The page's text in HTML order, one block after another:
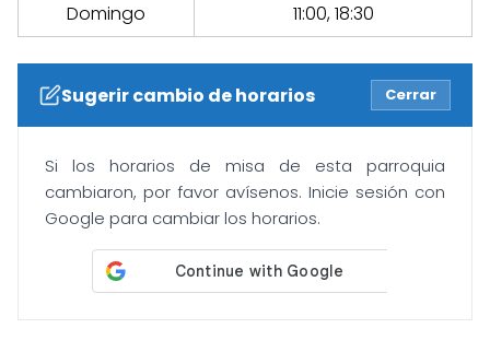
Domingo
11:00, 18:30
Sugerir cambio de horarios Cerrar
Si los horarios de misa de esta parroquia
cambiaron, por favor avísenos. Inicie sesión con
Google para cambiar los horarios.